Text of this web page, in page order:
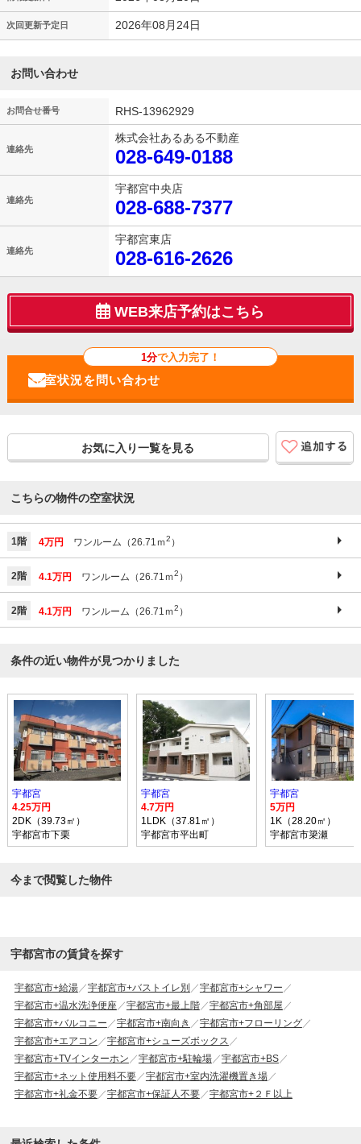
次回更新予定日 2026年08月24日
お問い合わせ
お問合せ番号 RHS-13962929
連絡先
株式会社あるある不動産
028-649-0188
連絡先
宇都宮中央店
028-688-7377
連絡先
宇都宮東店
028-616-2626
WEB来店予約はこちら
1分で入力完了！
お気に入り一覧を見る
こちらの物件の空室状況
1階 4万円 ワンルーム（26.71ｍ2 ）
2階 4.1万円 ワンルーム（26.71ｍ2 ）
2階 4.1万円 ワンルーム（26.71ｍ2 ）
条件の近い物件が見つかりました
宇都宮
4.25万円
2DK（39.73㎡）
宇都宮市下栗
宇都宮
4.7万円
1LDK（37.81㎡）
宇都宮市平出町
宇都宮
5万円
1K（28.20㎡）
宇都宮市簗瀬
今まで閲覧した物件
宇都宮市の賃貸を探す
宇都宮市+給湯 宇都宮市+バストイレ別
宇都宮市+シャワー
宇都宮市+温水洗浄便座
宇都宮市+最上階
宇都宮市+角部屋
宇都宮市+バルコニー
宇都宮市+南向き
宇都宮市+フローリング
宇都宮市+エアコン
宇都宮市+シューズボックス
宇都宮市+TVインターホン
宇都宮市+駐輪場
宇都宮市+BS
宇都宮市+ネット使用料不要
宇都宮市+室内洗濯機置き場
宇都宮市+礼金不要
宇都宮市+保証人不要 宇都宮市+２Ｆ以上